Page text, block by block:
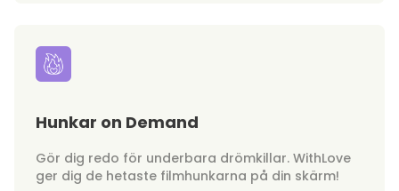
Hunkar on Demand
Gör dig redo för underbara drömkillar. WithLove
ger dig de hetaste filmhunkarna på din skärm!